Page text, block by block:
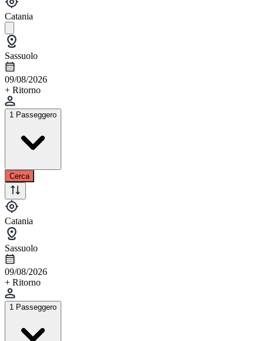
Catania
Sassuolo
09/08/2026
+ Ritorno
1 Passeggero
Cerca
Catania
Sassuolo
09/08/2026
+ Ritorno
1 Passeggero